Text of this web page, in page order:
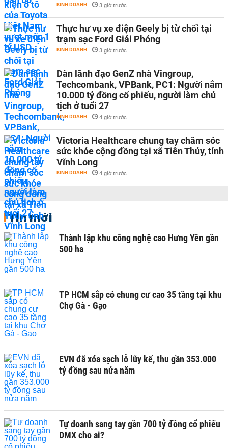
KINH DOANH - 3 giờ trước
Thực hư vụ xe điện Geely bị từ chối tại
trạm sạc Ford Giải Phóng
KINH DOANH - 3 giờ trước
Dàn lãnh đạo GenZ nhà Vingroup,
Techcombank, VPBank, PC1: Người nắm
10.000 tỷ đồng cổ phiếu, người làm chủ
tịch ở tuổi 27
KINH DOANH - 4 giờ trước
Victoria Healthcare chung tay chăm sóc
sức khỏe cộng đồng tại xã Tiên Thủy, tỉnh
Vĩnh Long
KINH DOANH - 4 giờ trước
Tin mới
Thành lập khu công nghệ cao Hưng Yên gần
500 ha
TP HCM sắp có chung cư cao 35 tầng tại khu
Chợ Gà - Gạo
EVN đã xóa sạch lỗ lũy kế, thu gần 353.000
tỷ đồng sau nửa năm
Tự doanh sang tay gần 700 tỷ đồng cổ phiếu
DMX cho ai?